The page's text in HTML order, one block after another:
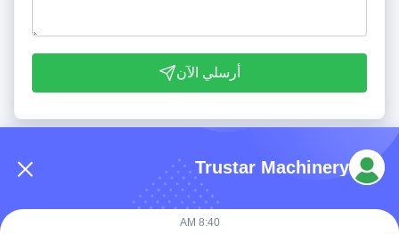
أرسلي الآن
Trustar Machinery
8:40 AM